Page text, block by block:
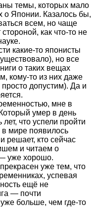
темы, которых мало
о Японии. Казалось бы,
всем, но чаще
как что-то не
какие-то японисты
но все
о таких вещах
кому-то из них даже
допустим). Да и
мне в
умер в день
что успели пройти
в мире появилось
решает, кто сейчас
и читаем о
уже хорошо.
уже тем, что
успевая
ещё не
— почти
больше, чем где-то